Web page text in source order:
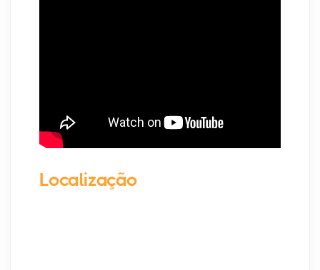
Localização